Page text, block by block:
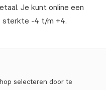
Je kunt online een
sterkte -4 t/m +4.
selecteren door te